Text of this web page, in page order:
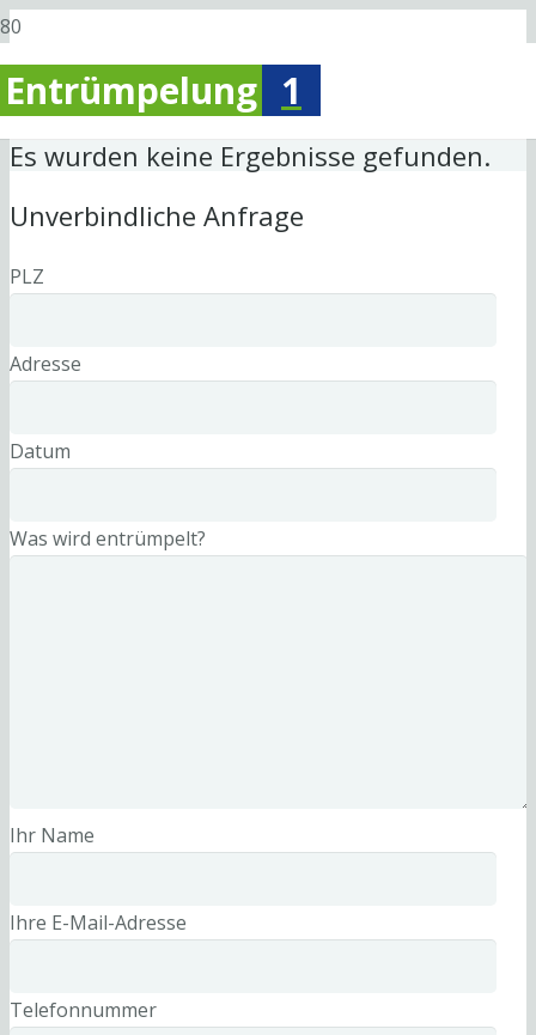
Entrümpelung 1
Es wurden keine Ergebnisse gefunden.
Unverbindliche Anfrage
PLZ
Adresse
Datum
Was wird entrümpelt?
Ihr Name
Ihre E-Mail-Adresse
Telefonnummer